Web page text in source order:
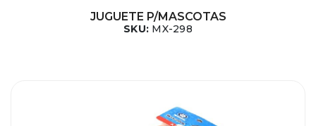
JUGUETE P/MASCOTAS
SKU: MX-298